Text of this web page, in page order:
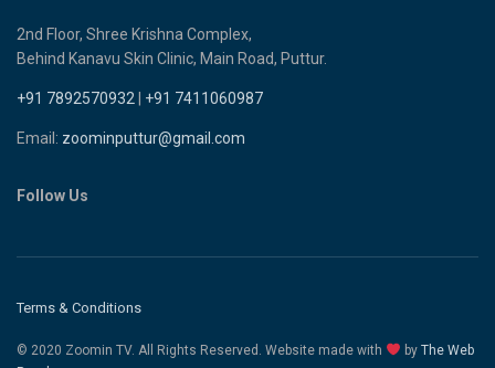
2nd Floor, Shree Krishna Complex,
Behind Kanavu Skin Clinic, Main Road, Puttur.
+91 7892570932 +91 7411060987
Email: zoominputtur@gmail.com
Follow Us
Terms & Conditions
© 2020 Zoomin TV. All Rights Reserved. Website made with by The Web